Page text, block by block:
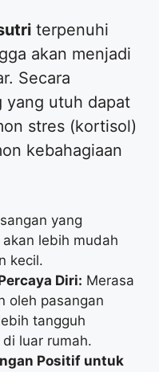
terpenuhi
akan menjadi
Secara
yang utuh dapat
stres (kortisol)
kebahagiaan
yang
lebih mudah
kecil.
Diri: Merasa
oleh pasangan
tangguh
luar rumah.
Positif untuk